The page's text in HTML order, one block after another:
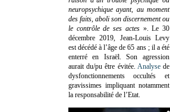
neuropsychique ayant, au moment
des faits, aboli son discernement ou
le contrôle de ses actes». Le 30
décembre 2019, Jean-Louis Levy
est décédé à l’âge de 65 ans ; il a été
enterré en Israël. Son agression
aurait du/pu être évitée. Analysede
dysfonctionnements occultés et
gravissimes impliquant notamment
la responsabilité de l’Etat.